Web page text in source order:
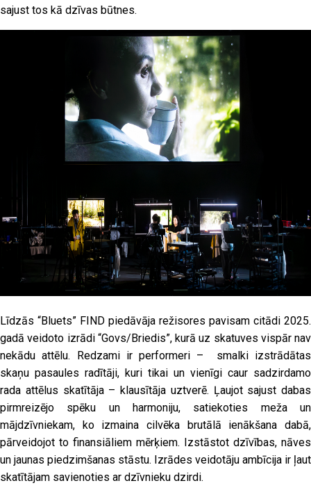
sajust tos kā dzīvas būtnes.
Līdzās “Bluets” FIND piedāvāja režisores pavisam citādi 2025.
gadā veidoto izrādi “Govs/Briedis”, kurā uz skatuves vispār nav
nekādu attēlu. Redzami ir performeri – smalki izstrādātas
skaņu pasaules radītāji, kuri tikai un vienīgi caur sadzirdamo
rada attēlus skatītāja – klausītāja uztverē. Ļaujot sajust dabas
pirmreizējo spēku un harmoniju, satiekoties meža un
mājdzīvniekam, ko izmaina cilvēka brutālā ienākšana dabā,
pārveidojot to finansiāliem mērķiem. Izstāstot dzīvības, nāves
un jaunas piedzimšanas stāstu. Izrādes veidotāju ambīcija ir ļaut
skatītājam savienoties ar dzīvnieku dzirdi.